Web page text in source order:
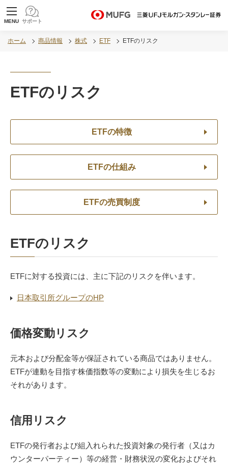
MUFG 世界が進むチカラになる。 三菱ＵＦＪモル
MENU サポート
ホーム 商品情報 株式 ETF ETFのリスク
ETFのリスク
ETFの特徴
ETFの仕組み
ETFの売買制度
ETFのリスク
ETFに対する投資には、主に下記のリスクを伴います。
日本取引所グループのHP
価格変動リスク
元本および分配金等が保証されている商品ではありません。
ETFが連動を目指す株価指数等の変動により損失を生じるお
それがあります。
信用リスク
ETFの発行者および組入れられた投資対象の発行者（又はカ
ウンターパーティー）等の経営・財務状況の変化およびそれ